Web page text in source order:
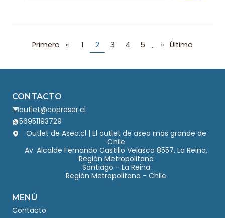
Primero « 1 2 3 4 5 ... » Último
CONTACTO
outlet@copreser.cl
56951193729
Outlet de Aseo.cl | El outlet de aseo más grande de
Chile
Av. Alcalde Fernando Castillo Velasco 8557, La Reina,
Región Metropolitana
Santiago - La Reina
Región Metropolitana - Chile
MENÚ
Contacto